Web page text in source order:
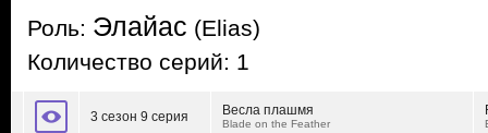
Роль: Элайас (Elias)
Количество серий: 1
3 сезон 9 серия Весла плашмя
Blade on the Feather